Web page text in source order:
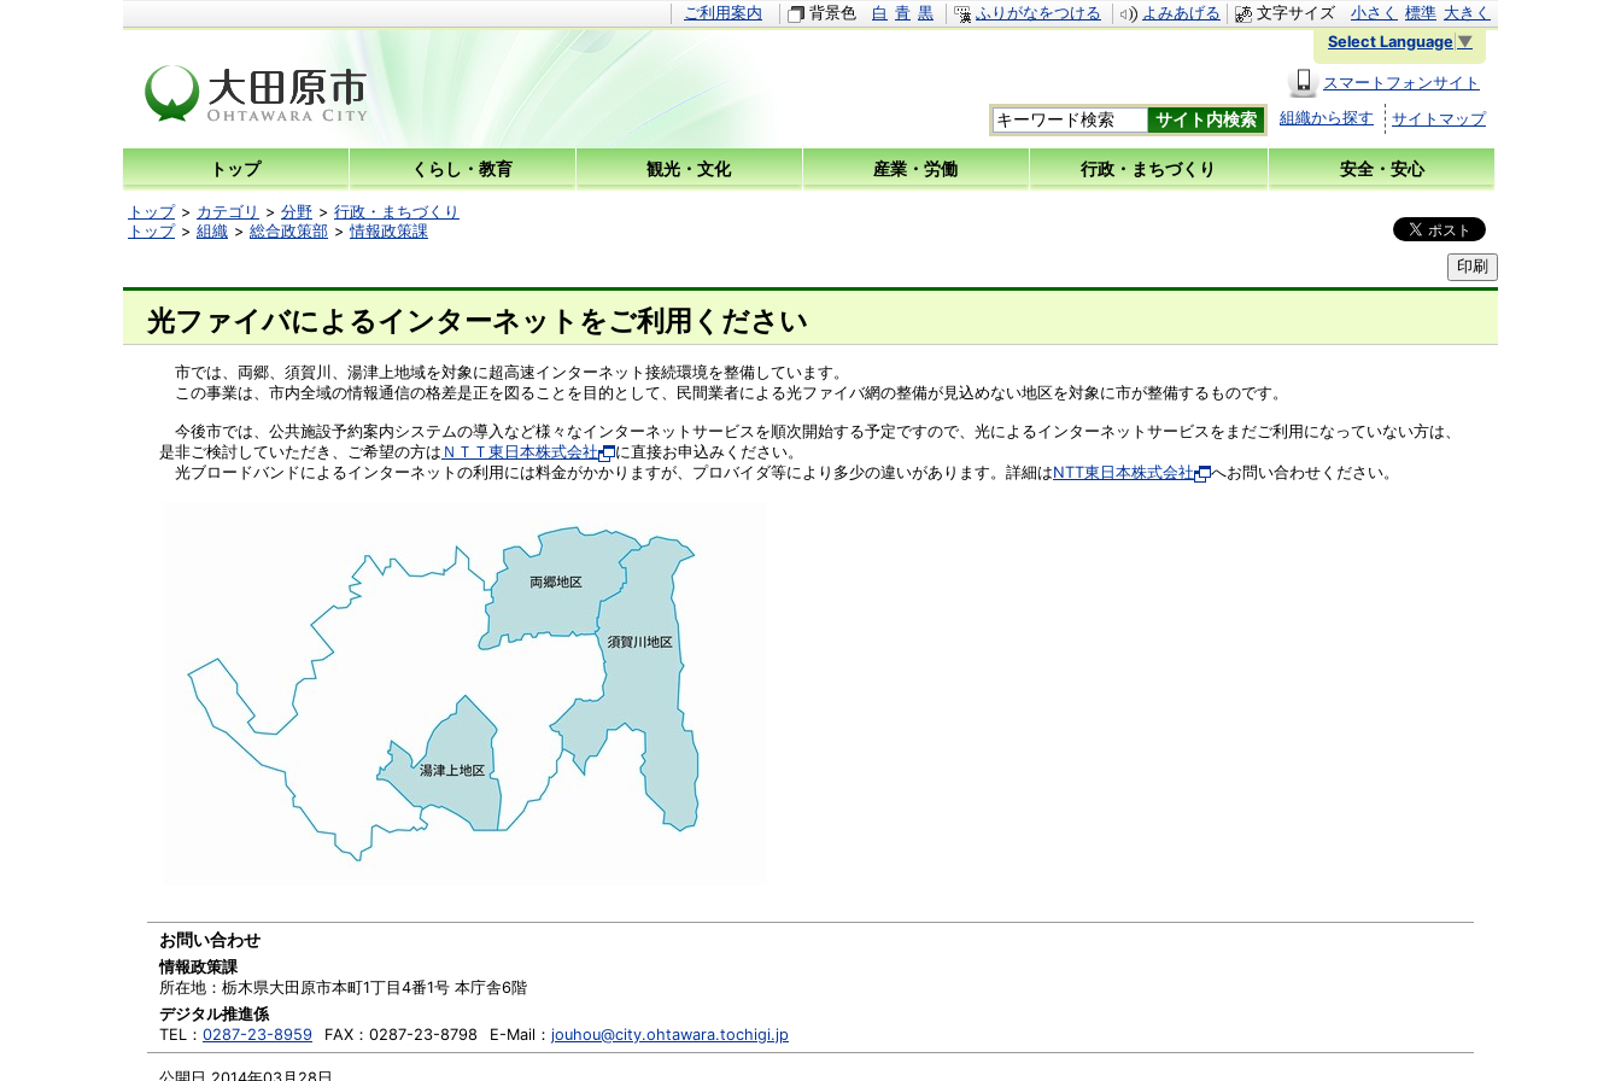
文字サイズ 小さく 標準 大きく
ご利用案内 背景色 白 青 黒 ふりがなをつける
よみあげる
Select Language ▼
スマートフォンサイト
組織から探す
サイトマップ
トップ くらし・教育 観光・文化 産業・労働 行政・まちづくり 安全・安心
トップ カテゴリ 分野
行政・まちづくり
トップ
組織 総合政策部 情報政策課
光ファイバによるインターネットをご利用ください
市では、両郷、須賀川、湯津上地域を対象に超高速インターネット接続環境を整備しています。
この事業は、市内全域の情報通信の格差是正を図ることを目的として、民間業者による光ファイバ網の整備が見込めない地区を対象に市が整備するものです。
今後市では、公共施設予約案内システムの導入など様々なインターネットサービスを順次開始する予定ですので、光によるインターネットサービスをまだご利用になっていない方は、
是非ご検討していただき、ご希望の方は ＮＴＴ東日本株式会社
に直接お申込みください。
光ブロードバンドによるインターネットの利用には料金がかかりますが、プロバイダ等により多少の違いがあります。詳細はNTT東日本株式会社 へお問い合わせください。
お問い合わせ
情報政策課
所在地： 栃木県大田原市本町1丁目4番1号 本庁舎6階
デジタル推進係
TEL： 0287-23-8959 FAX： 0287-23-8798 E-Mail： jouhou@city.ohtawara.tochigi.jp